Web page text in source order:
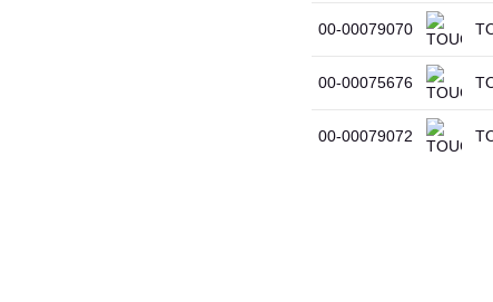
00-00079070
00-00075676
00-00079072